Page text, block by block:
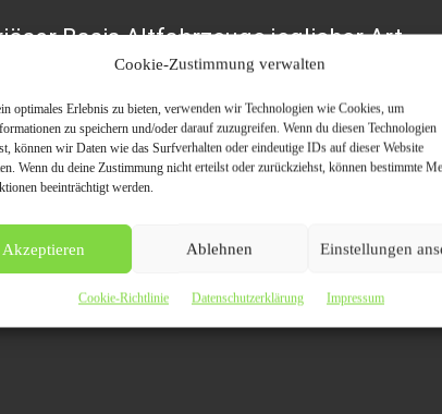
Cookie-Zustimmung verwalten
optimales Erlebnis zu bieten, verwenden wir Technologien wie Cookies, um
zu speichern und/oder darauf zuzugreifen. Wenn du diesen Technologien
können wir Daten wie das Surfverhalten oder eindeutige IDs auf dieser Website
Wenn du deine Zustimmung nicht erteilst oder zurückziehst, können bestimmte
beeinträchtigt werden.
Akzeptieren Ablehnen Einstellungen
Cookie-Richtlinie Datenschutzerklärung Impressum
Basis Altfahrzeuge jeglicher Art
das man sicher vorher aussprechen darf, denn
Art an und leistet dabei einen exzellenten Service mit dem
das gebrauchte Auto – wenn nötig, auch auf einen
Gebrauchtwagens.
im Handel mit PKW zurück. Wir sind fokussiert auf
Unfallschaden. Unsere Kontakte zu ausländischen
Ausland exportiert